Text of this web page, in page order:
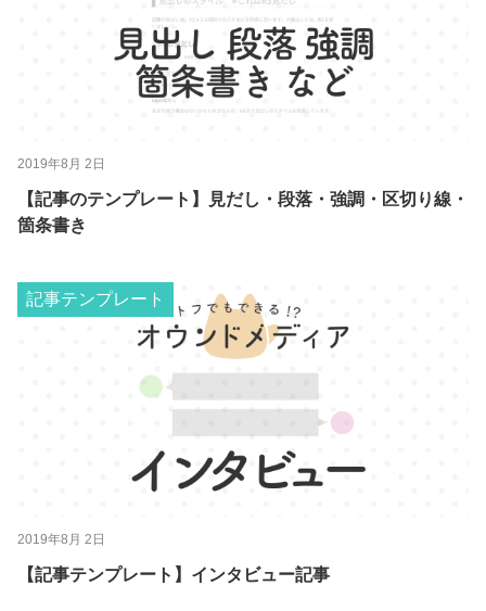
2019年8月 2日
【記事のテンプレート】見だし・段落・強調・区切り線・
箇条書き
記事テンプレート
2019年8月 2日
【記事テンプレート】インタビュー記事